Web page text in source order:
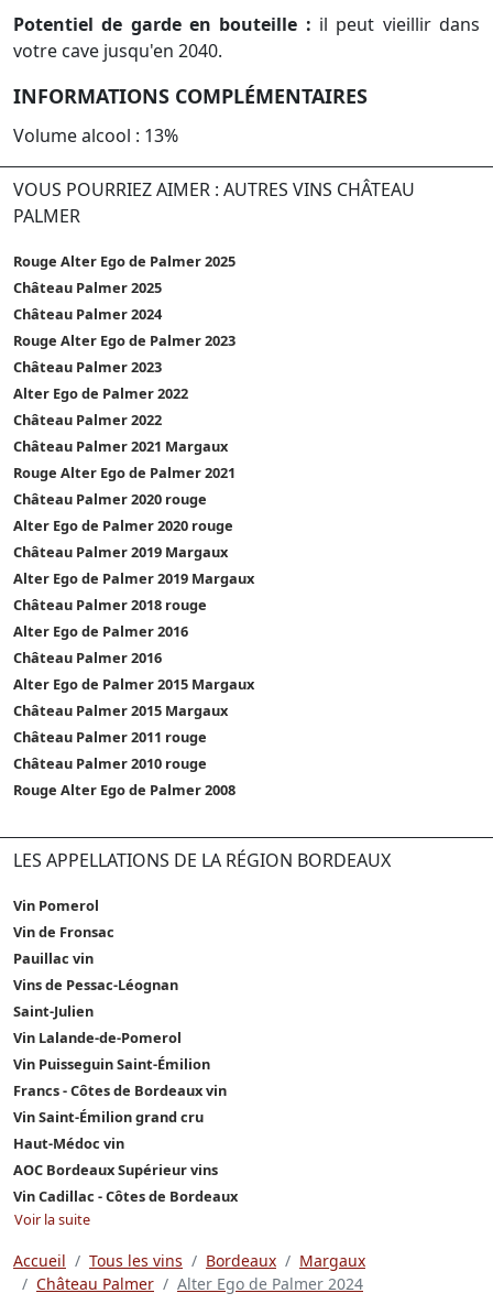
Potentiel de garde en bouteille : il peut vieillir dans
votre cave jusqu'en 2040.
INFORMATIONS COMPLÉMENTAIRES
Volume alcool : 13%
VOUS POURRIEZ AIMER : AUTRES VINS CHÂTEAU
PALMER
Rouge Alter Ego de Palmer 2025
Château Palmer 2025
Château Palmer 2024
Rouge Alter Ego de Palmer 2023
Château Palmer 2023
Alter Ego de Palmer 2022
Château Palmer 2022
Château Palmer 2021 Margaux
Rouge Alter Ego de Palmer 2021
Château Palmer 2020 rouge
Alter Ego de Palmer 2020 rouge
Château Palmer 2019 Margaux
Alter Ego de Palmer 2019 Margaux
Château Palmer 2018 rouge
Alter Ego de Palmer 2016
Château Palmer 2016
Alter Ego de Palmer 2015 Margaux
Château Palmer 2015 Margaux
Château Palmer 2011 rouge
Château Palmer 2010 rouge
Rouge Alter Ego de Palmer 2008
LES APPELLATIONS DE LA RÉGION BORDEAUX
Vin Pomerol
Vin de Fronsac
Pauillac vin
Vins de Pessac-Léognan
Saint-Julien
Vin Lalande-de-Pomerol
Vin Puisseguin Saint-Émilion
Francs - Côtes de Bordeaux vin
Vin Saint-Émilion grand cru
Haut-Médoc vin
AOC Bordeaux Supérieur vins
Vin Cadillac - Côtes de Bordeaux
Voir la suite
Accueil Tous les vins Bordeaux
Margaux
Château Palmer
Alter Ego de Palmer 2024